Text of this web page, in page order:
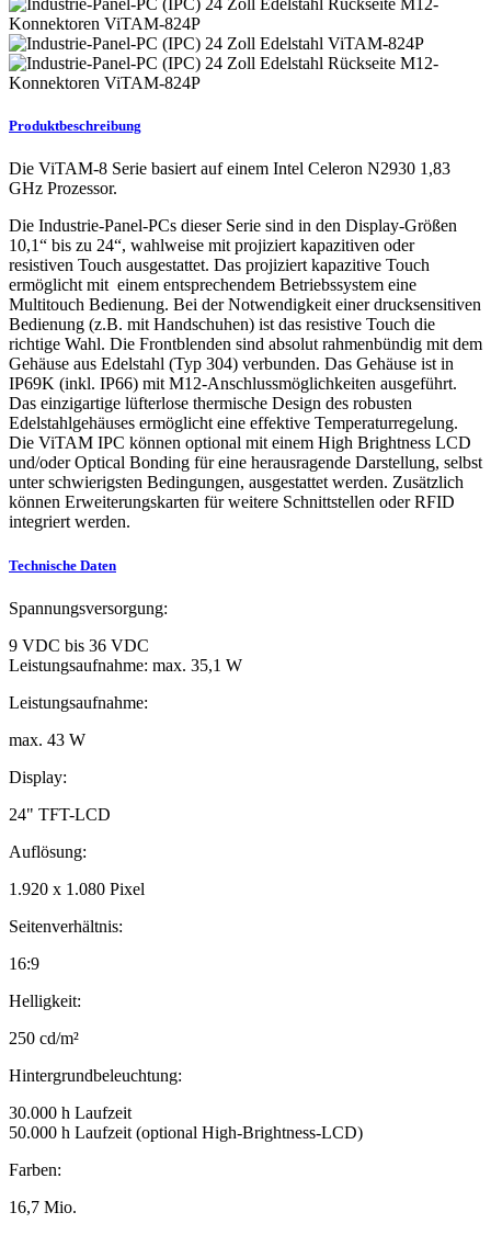
Produktbeschreibung
Die ViTAM-8 Serie basiert auf einem Intel Celeron N2930 1,83
GHz Prozessor.
Die Industrie-Panel-PCs dieser Serie sind in den Display-Größen
10,1“ bis zu 24“, wahlweise mit projiziert kapazitiven oder
resistiven Touch ausgestattet. Das projiziert kapazitive Touch
ermöglicht mit einem entsprechendem Betriebssystem eine
Multitouch Bedienung. Bei der Notwendigkeit einer drucksensitiven
Bedienung (z.B. mit Handschuhen) ist das resistive Touch die
richtige Wahl. Die Frontblenden sind absolut rahmenbündig mit dem
Gehäuse aus Edelstahl (Typ 304) verbunden. Das Gehäuse ist in
IP69K (inkl. IP66) mit M12-Anschlussmöglichkeiten ausgeführt.
Das einzigartige lüfterlose thermische Design des robusten
Edelstahlgehäuses ermöglicht eine effektive Temperaturregelung.
Die ViTAM IPC können optional mit einem High Brightness LCD
und/oder Optical Bonding für eine herausragende Darstellung, selbst
unter schwierigsten Bedingungen, ausgestattet werden. Zusätzlich
können Erweiterungskarten für weitere Schnittstellen oder RFID
integriert werden.
Technische Daten
Spannungsversorgung:
9 VDC bis 36 VDC
Leistungsaufnahme: max. 35,1 W
Leistungsaufnahme:
max. 43 W
Display:
24" TFT-LCD
Auflösung:
1.920 x 1.080 Pixel
Seitenverhältnis:
16:9
Helligkeit:
250 cd/m²
Hintergrundbeleuchtung:
30.000 h Laufzeit
50.000 h Laufzeit (optional High-Brightness-LCD)
Farben:
16,7 Mio.